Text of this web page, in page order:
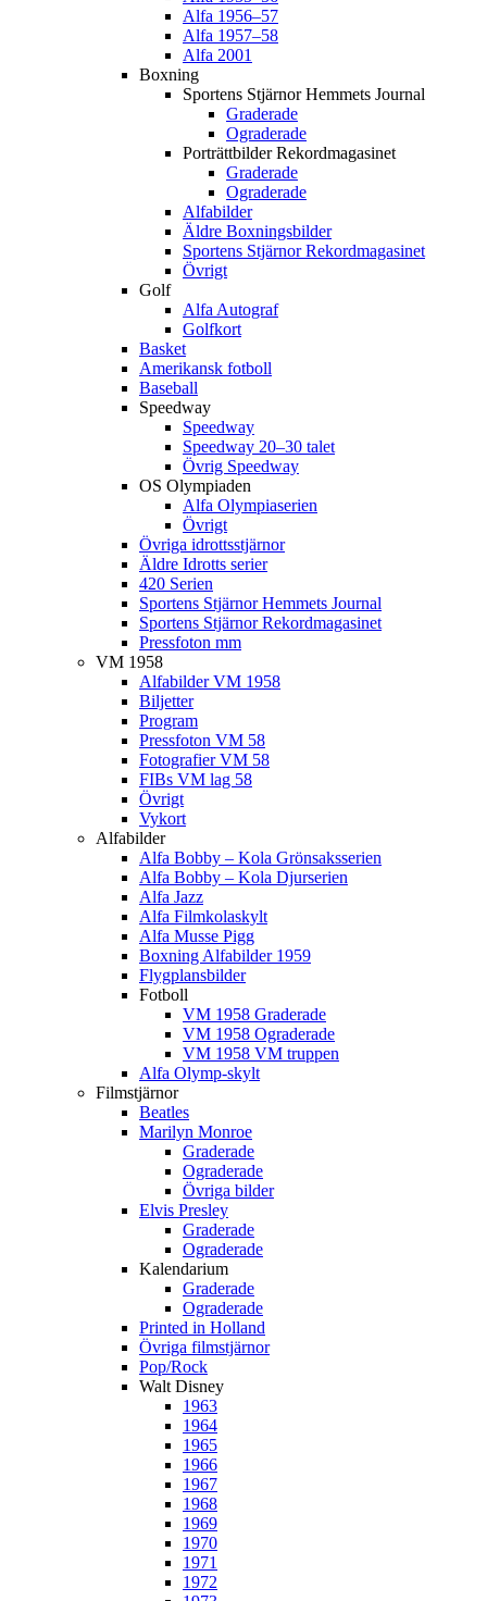
Alfa 1956–57
Alfa 1957–58
Alfa 2001
Boxning
Sportens Stjärnor Hemmets Journal
Graderade
Ograderade
Porträttbilder Rekordmagasinet
Graderade
Ograderade
Alfabilder
Äldre Boxningsbilder
Sportens Stjärnor Rekordmagasinet
Övrigt
Golf
Alfa Autograf
Golfkort
Basket
Amerikansk fotboll
Baseball
Speedway
Speedway
Speedway 20–30 talet
Övrig Speedway
OS Olympiaden
Alfa Olympiaserien
Övrigt
Övriga idrottsstjärnor
Äldre Idrotts serier
420 Serien
Sportens Stjärnor Hemmets Journal
Sportens Stjärnor Rekordmagasinet
Pressfoton mm
VM 1958
Alfabilder VM 1958
Biljetter
Program
Pressfoton VM 58
Fotografier VM 58
FIBs VM lag 58
Övrigt
Vykort
Alfabilder
Alfa Bobby – Kola Grönsaksserien
Alfa Bobby – Kola Djurserien
Alfa Jazz
Alfa Filmkolaskylt
Alfa Musse Pigg
Boxning Alfabilder 1959
Flygplansbilder
Fotboll
VM 1958 Graderade
VM 1958 Ograderade
VM 1958 VM truppen
Alfa Olymp-skylt
Filmstjärnor
Beatles
Marilyn Monroe
Graderade
Ograderade
Övriga bilder
Elvis Presley
Graderade
Ograderade
Kalendarium
Graderade
Ograderade
Printed in Holland
Övriga filmstjärnor
Pop/Rock
Walt Disney
1963
1964
1965
1966
1967
1968
1969
1970
1971
1972